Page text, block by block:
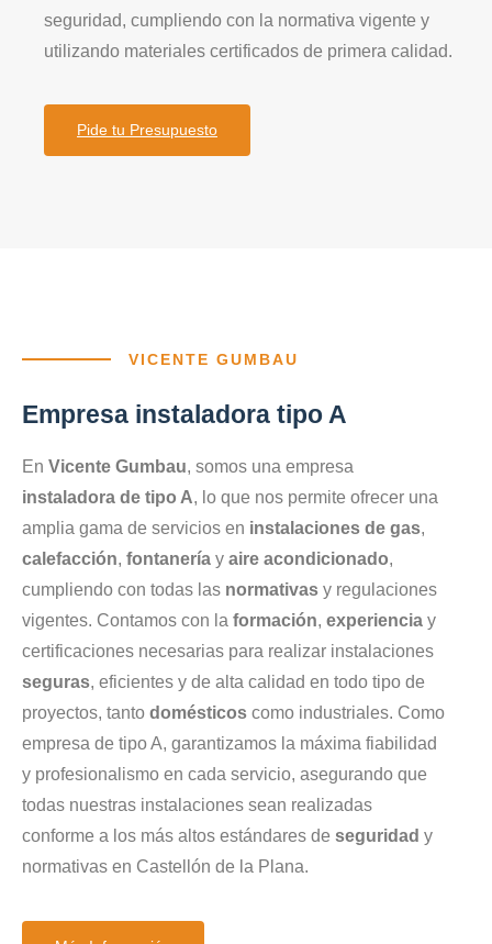
seguridad, cumpliendo con la normativa vigente y
utilizando materiales certificados de primera calidad.
Pide tu Presupuesto
VICENTE GUMBAU
Empresa instaladora tipo A
En Vicente Gumbau, somos una empresa
instaladora de tipo A, lo que nos permite ofrecer una
amplia gama de servicios en instalaciones de gas,
calefacción, fontanería y aire acondicionado,
cumpliendo con todas las normativas y regulaciones
vigentes. Contamos con la formación, experiencia y
certificaciones necesarias para realizar instalaciones
seguras, eficientes y de alta calidad en todo tipo de
proyectos, tanto domésticos como industriales. Como
empresa de tipo A, garantizamos la máxima fiabilidad
y profesionalismo en cada servicio, asegurando que
todas nuestras instalaciones sean realizadas
conforme a los más altos estándares de seguridad y
normativas en Castellón de la Plana.